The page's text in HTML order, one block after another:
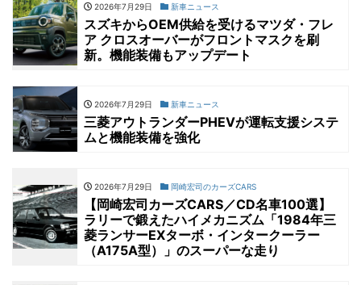
2026年7月29日 新車ニュース
スズキからOEM供給を受けるマツダ・フレ
ア クロスオーバーがフロントマスクを刷
新。機能装備もアップデート
2026年7月29日 新車ニュース
三菱アウトランダーPHEVが運転支援システ
ムと機能装備を強化
2026年7月29日 岡崎宏司のカーズCARS
【岡崎宏司カーズCARS／CD名車100選】
ラリーで鍛えたハイメカニズム「1984年三
菱ランサーEXターボ・インタークーラー
（A175A型）」のスーパーな走り